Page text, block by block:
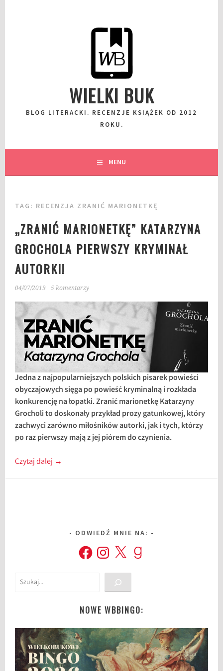
WIELKI BUK
BLOG LITERACKI. RECENZJE KSIĄŻEK OD 2012
ROKU.
MENU
TAG: RECENZJA ZRANIĆ MARIONETKĘ
„ZRANIĆ MARIONETKĘ” KATARZYNA
GROCHOLA PIERWSZY KRYMINAŁ
AUTORKI!
04/07/2019 5 komentarzy
Jedna z najpopularniejszych polskich pisarek powieści
obyczajowych sięga po powieść kryminalną i rozkłada
konkurencję na łopatki. Zranić marionetkę Katarzyny
Grocholi to doskonały przykład prozy gatunkowej, który
zachwyci zarówno miłośników autorki, jak i tych, którzy
po raz pierwszy mają z jej piórem do czynienia.
Czytaj dalej →
ODWIEDŹ MNIE NA:
FacebookInstagram
X Goodreads
Szukaj
NOWE WBBINGO: